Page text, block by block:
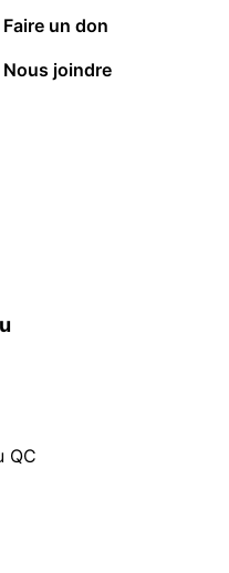
Faire un don
Nous joindre
QC